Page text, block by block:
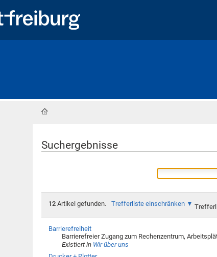
Suchergebnisse
12Artikel gefunden. Trefferliste einschränken
Barrierefreiheit
Barrierefreier Zugang zum Rechenzentrum,
Existiert in Wir über uns